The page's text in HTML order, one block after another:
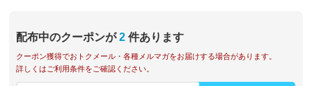
配布中のクーポンが 2 件あります
クーポン獲得でおトクメール・各種メルマガをお届けする場合があります。
詳しくはご利用条件をご確認ください。